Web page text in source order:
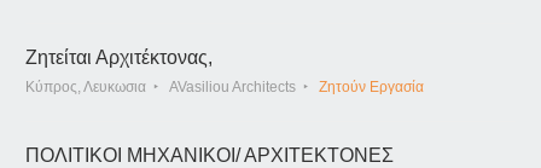
Ζητείται Αρχιτέκτονας,
Κύπρος, Λευκωσια AVasiliou Architects Ζητούν Εργασία
ΠΟΛΙΤΙΚΟΙ ΜΗΧΑΝΙΚΟΙ/ ΑΡΧΙΤΕΚΤΟΝΕΣ